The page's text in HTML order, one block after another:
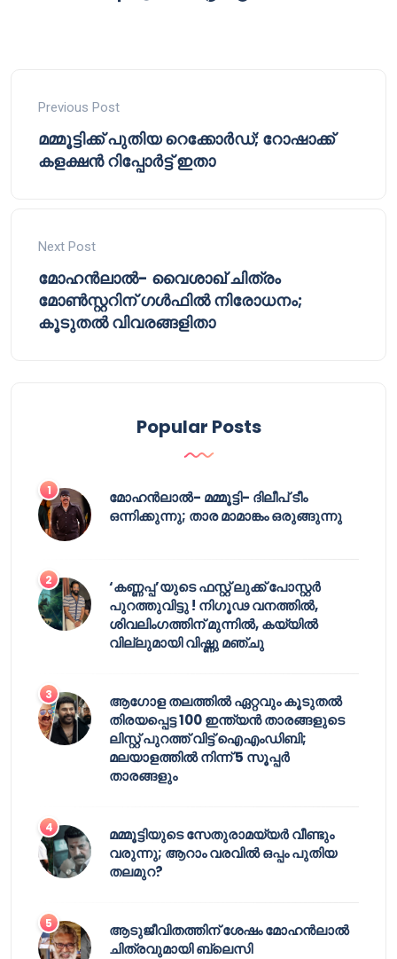
Previous Post
മമ്മൂട്ടിക്ക് പുതിയ റെക്കോർഡ്; റോഷാക്ക്
കളക്ഷൻ റിപ്പോർട്ട് ഇതാ
Next Post
മോഹൻലാൽ- വൈശാഖ് ചിത്രം
മോൺസ്റ്ററിന് ഗൾഫിൽ നിരോധനം;
കൂടുതൽ വിവരങ്ങളിതാ
Popular Posts
മോഹൻലാൽ- മമ്മൂട്ടി- ദിലീപ് ടീം
ഒന്നിക്കുന്നു; താര മാമാങ്കം ഒരുങ്ങുന്നു
‘കണ്ണപ്പ’യുടെ ഫസ്റ്റ് ലുക്ക് പോസ്റ്റർ
പുറത്തുവിട്ടു ! നിഗൂഢ വനത്തിൽ,
ശിവലിംഗത്തിന് മുന്നിൽ, കയ്യിൽ
വില്ലുമായി വിഷ്ണു മഞ്ചു
ആഗോള തലത്തിൽ ഏറ്റവും കൂടുതൽ
തിരയപ്പെട്ട 100 ഇന്ത്യൻ താരങ്ങളുടെ
ലിസ്റ്റ് പുറത്ത് വിട്ട് ഐഎംഡിബി;
മലയാളത്തിൽ നിന്ന് 5 സൂപ്പർ
താരങ്ങളും
മമ്മൂട്ടിയുടെ സേതുരാമയ്യർ വീണ്ടും
വരുന്നു; ആറാം വരവിൽ ഒപ്പം പുതിയ
തലമുറ?
ആടുജീവിതത്തിന് ശേഷം മോഹൻലാൽ
ചിത്രവുമായി ബ്ലെസി